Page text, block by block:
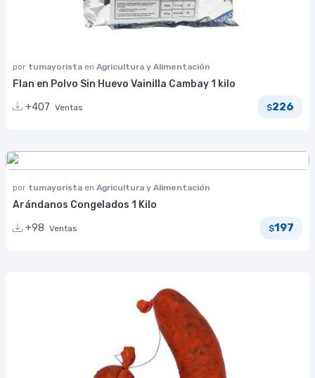
por tumayorista en Agricultura y Alimentación
Flan en Polvo Sin Huevo Vainilla Cambay 1 kilo
+407 Ventas $226
por tumayorista en Agricultura y Alimentación
Arándanos Congelados 1 Kilo
+98 Ventas $197